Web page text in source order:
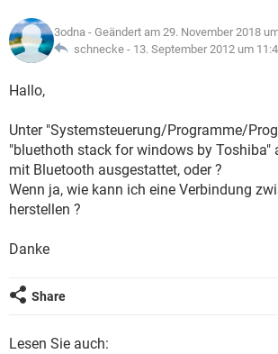
3odna - Geändert am 29. November 2018
schnecke - 13. September 2012 um
Hallo,
Unter "Systemsteuerung/Programme/
"bluethoth stack for windows by
mit Bluetooth ausgestattet, oder ?
Wenn ja, wie kann ich eine Verbindung
herstellen ?
Danke
Share
Lesen Sie auch: